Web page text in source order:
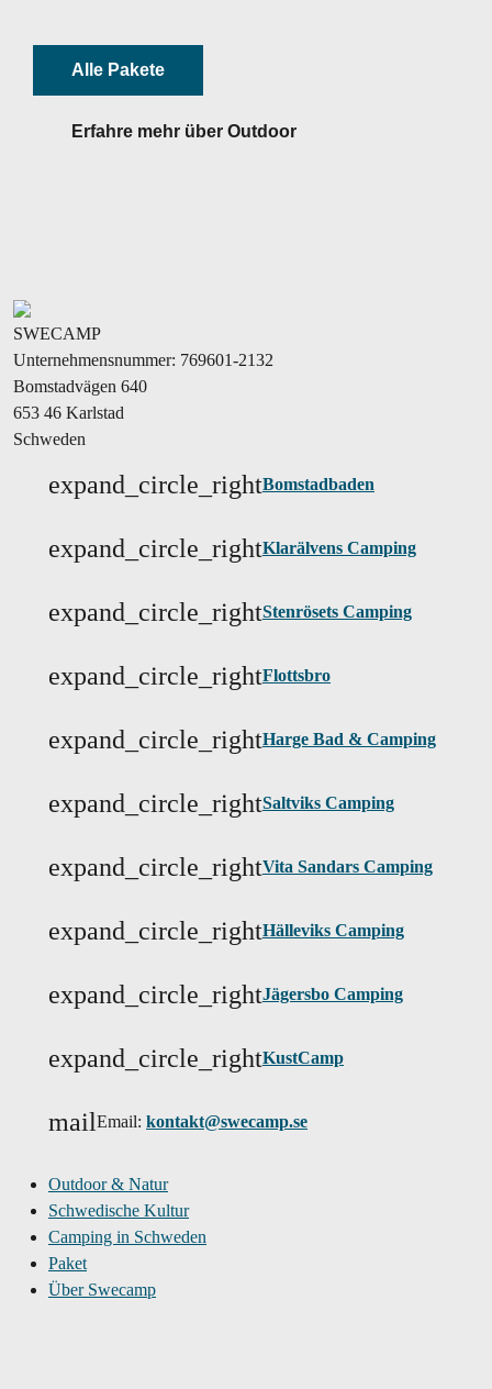
Alle Pakete
Erfahre mehr über Outdoor
SWECAMP
Unternehmensnummer: 769601-2132
Bomstadvägen 640
653 46 Karlstad
Schweden
expand_circle_rightBomstadbaden
expand_circle_rightKlarälvens Camping
expand_circle_rightStenrösets Camping
expand_circle_rightFlottsbro
expand_circle_rightHarge Bad & Camping
expand_circle_rightSaltviks Camping
expand_circle_rightVita Sandars Camping
expand_circle_rightHälleviks Camping
expand_circle_rightJägersbo Camping
expand_circle_rightKustCamp
mailEmail: kontakt@swecamp.se
Outdoor & Natur
Schwedische Kultur
Camping in Schweden
Paket
Über Swecamp